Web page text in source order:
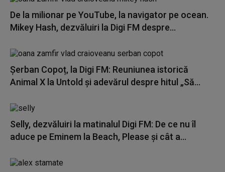
De la milionar pe YouTube, la navigator pe ocean.
Mikey Hash, dezvăluiri la Digi FM despre...
Șerban Copoț, la Digi FM: Reuniunea istorică
Animal X la Untold și adevărul despre hitul „Să...
Selly, dezvăluiri la matinalul Digi FM: De ce nu îl
aduce pe Eminem la Beach, Please și cât a...